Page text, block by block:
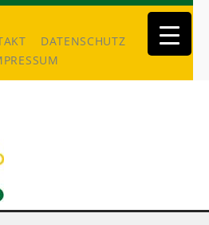
DATENSCHUTZ